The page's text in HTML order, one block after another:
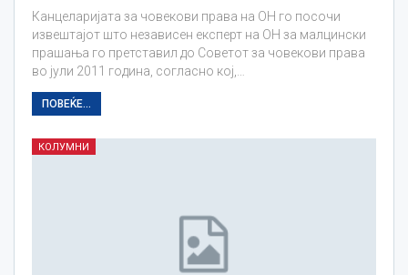
Канцеларијата за човекови права на ОН го посочи
извештајот што независен експерт на ОН за малцински
прашања го претставил до Советот за човекови права
во јули 2011 година, согласно кој,…
ПОВЕЌЕ...
КОЛУМНИ